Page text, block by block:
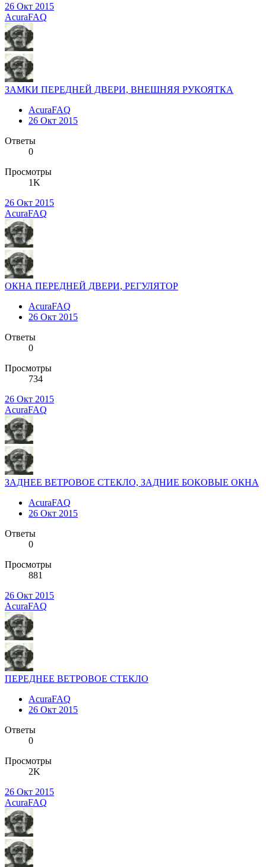
26 Окт 2015
AcuraFAQ
ЗАМКИ ПЕРЕДНЕЙ ДВЕРИ, ВНЕШНЯЯ РУКОЯТКА
AcuraFAQ
26 Окт 2015
Ответы
0
Просмотры
1K
26 Окт 2015
AcuraFAQ
ОКНА ПЕРЕДНЕЙ ДВЕРИ, РЕГУЛЯТОР
AcuraFAQ
26 Окт 2015
Ответы
0
Просмотры
734
26 Окт 2015
AcuraFAQ
ЗАДНЕЕ ВЕТРОВОЕ СТЕКЛО, ЗАДНИЕ БОКОВЫЕ ОКНА
AcuraFAQ
26 Окт 2015
Ответы
0
Просмотры
881
26 Окт 2015
AcuraFAQ
ПЕРЕДНЕЕ ВЕТРОВОЕ СТЕКЛО
AcuraFAQ
26 Окт 2015
Ответы
0
Просмотры
2K
26 Окт 2015
AcuraFAQ